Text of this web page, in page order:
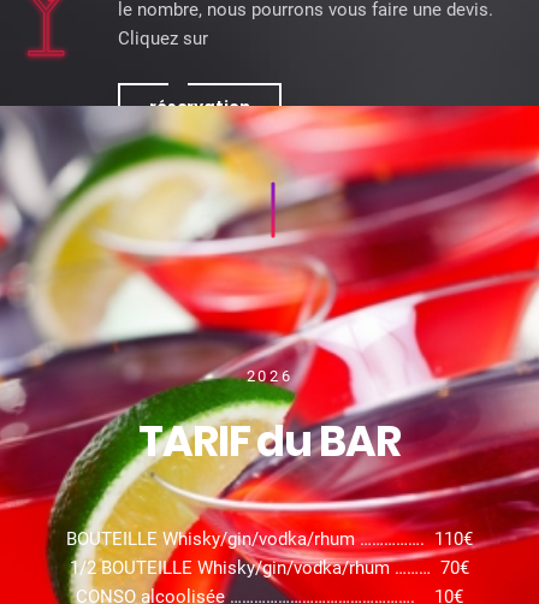
Vous êtes un groupe ? Contactez-nous pour
réserver votre table, et organiser la soirée. Selon
Cliquez sur
réservation
2026
TARIF du BAR